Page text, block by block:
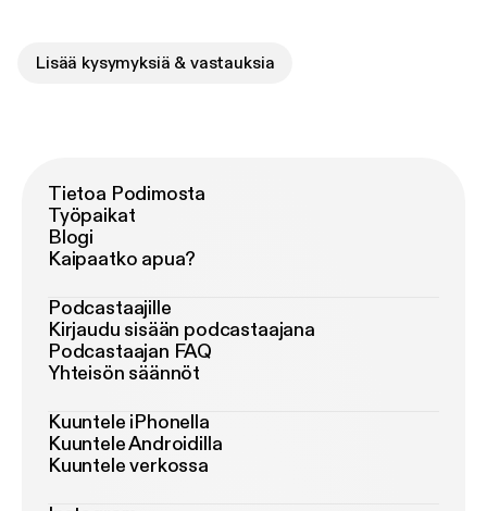
Lisää kysymyksiä & vastauksia
Tietoa Podimosta
Työpaikat
Blogi
Kaipaatko apua?
Podcastaajille
Kirjaudu sisään podcastaajana
Podcastaajan FAQ
Yhteisön säännöt
Kuuntele iPhonella
Kuuntele Androidilla
Kuuntele verkossa